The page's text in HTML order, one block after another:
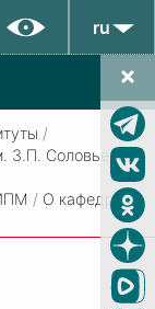
ru
/
З.П. Соловьева /
/ О кафедре /